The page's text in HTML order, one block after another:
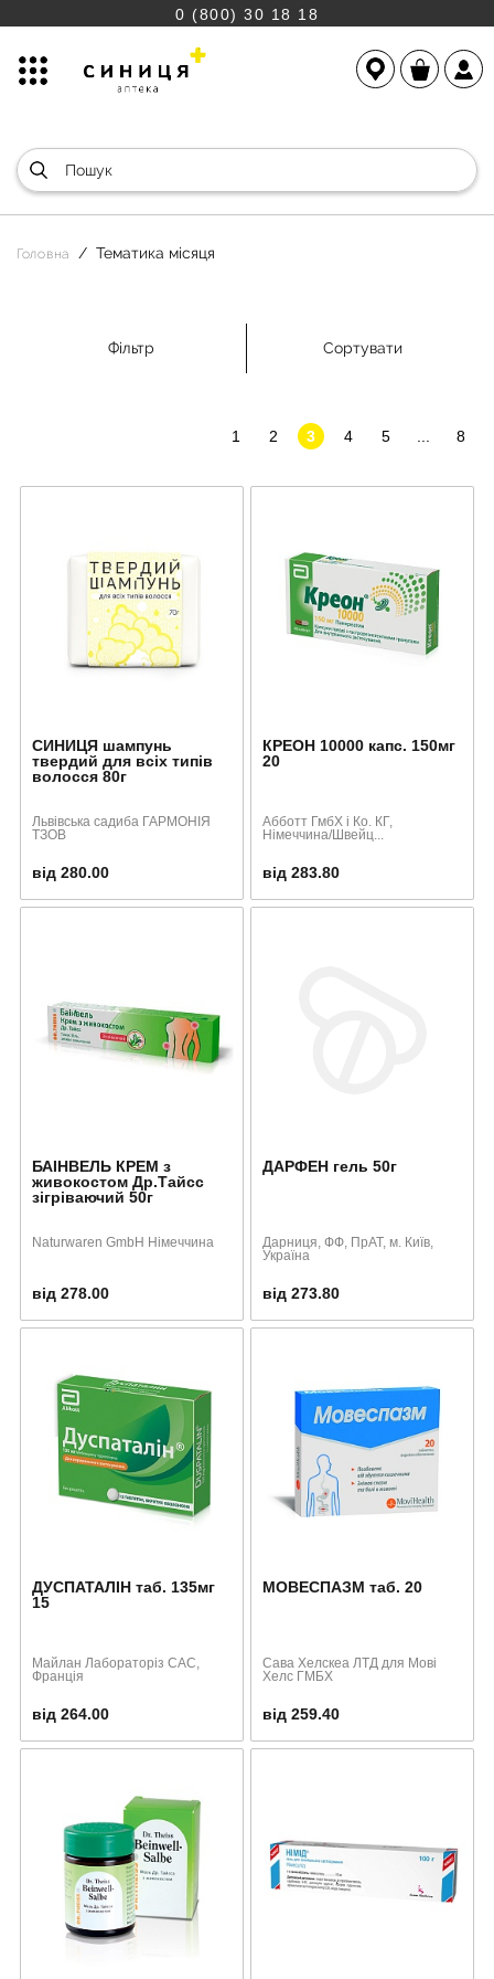
0 (800) 30 18 18
Головна Тематика місяця
Фільтр Сортувати
1 2 3 4 5 8
СИНИЦЯ шампунь
твердий для всіх типів
волосся 80г
Львівська садиба ГАРМОНІЯ
ТЗОВ
від 280.00
КРЕОН 10000 капс. 150мг
20
Абботт ГмбХ і Ко. КГ,
Німеччина/Швейц...
від 283.80
БАІНВЕЛЬ КРЕМ з
живокостом Др.Тайсс
зігріваючий 50г
Naturwaren GmbH Німеччина
від 278.00
ДАРФЕН гель 50г
Дарниця, ФФ, ПрАТ, м. Київ,
Україна
від 273.80
ДУСПАТАЛІН таб. 135мг
15
Майлан Лабораторіз САС,
Франція
від 264.00
МОВЕСПАЗМ таб. 20
Сава Хелскеа ЛТД для Мові
Хелс ГМБХ
від 259.40